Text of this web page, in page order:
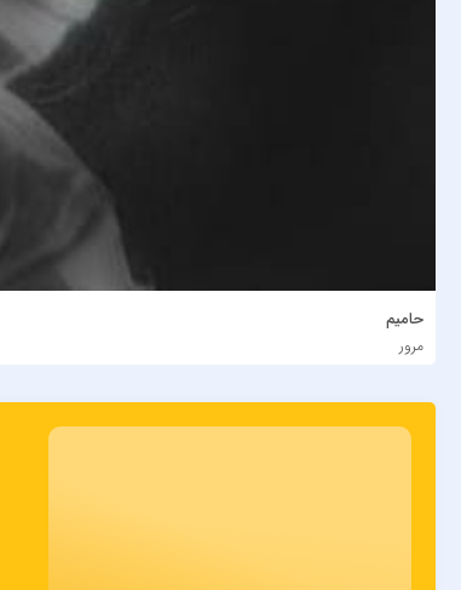
حامیم
مرور